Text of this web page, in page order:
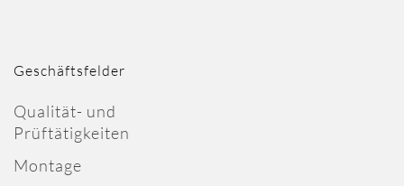
Geschäftsfelder
Qualität- und
Prüftätigkeiten
Montage